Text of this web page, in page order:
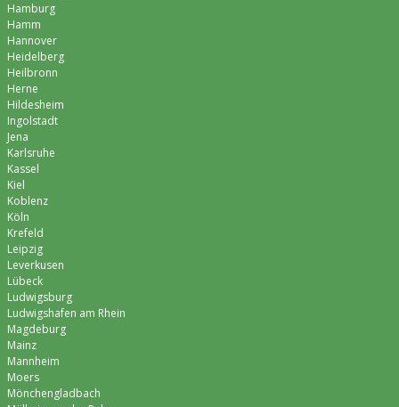
Hamburg
Hamm
Hannover
Heidelberg
Heilbronn
Herne
Hildesheim
Ingolstadt
Jena
Karlsruhe
Kassel
Kiel
Koblenz
Köln
Krefeld
Leipzig
Leverkusen
Lübeck
Ludwigsburg
Ludwigshafen am Rhein
Magdeburg
Mainz
Mannheim
Moers
Mönchen­gladbach